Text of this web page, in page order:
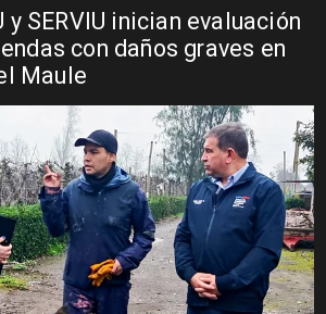
y SERVIU inician evaluación
con daños graves en
Maule